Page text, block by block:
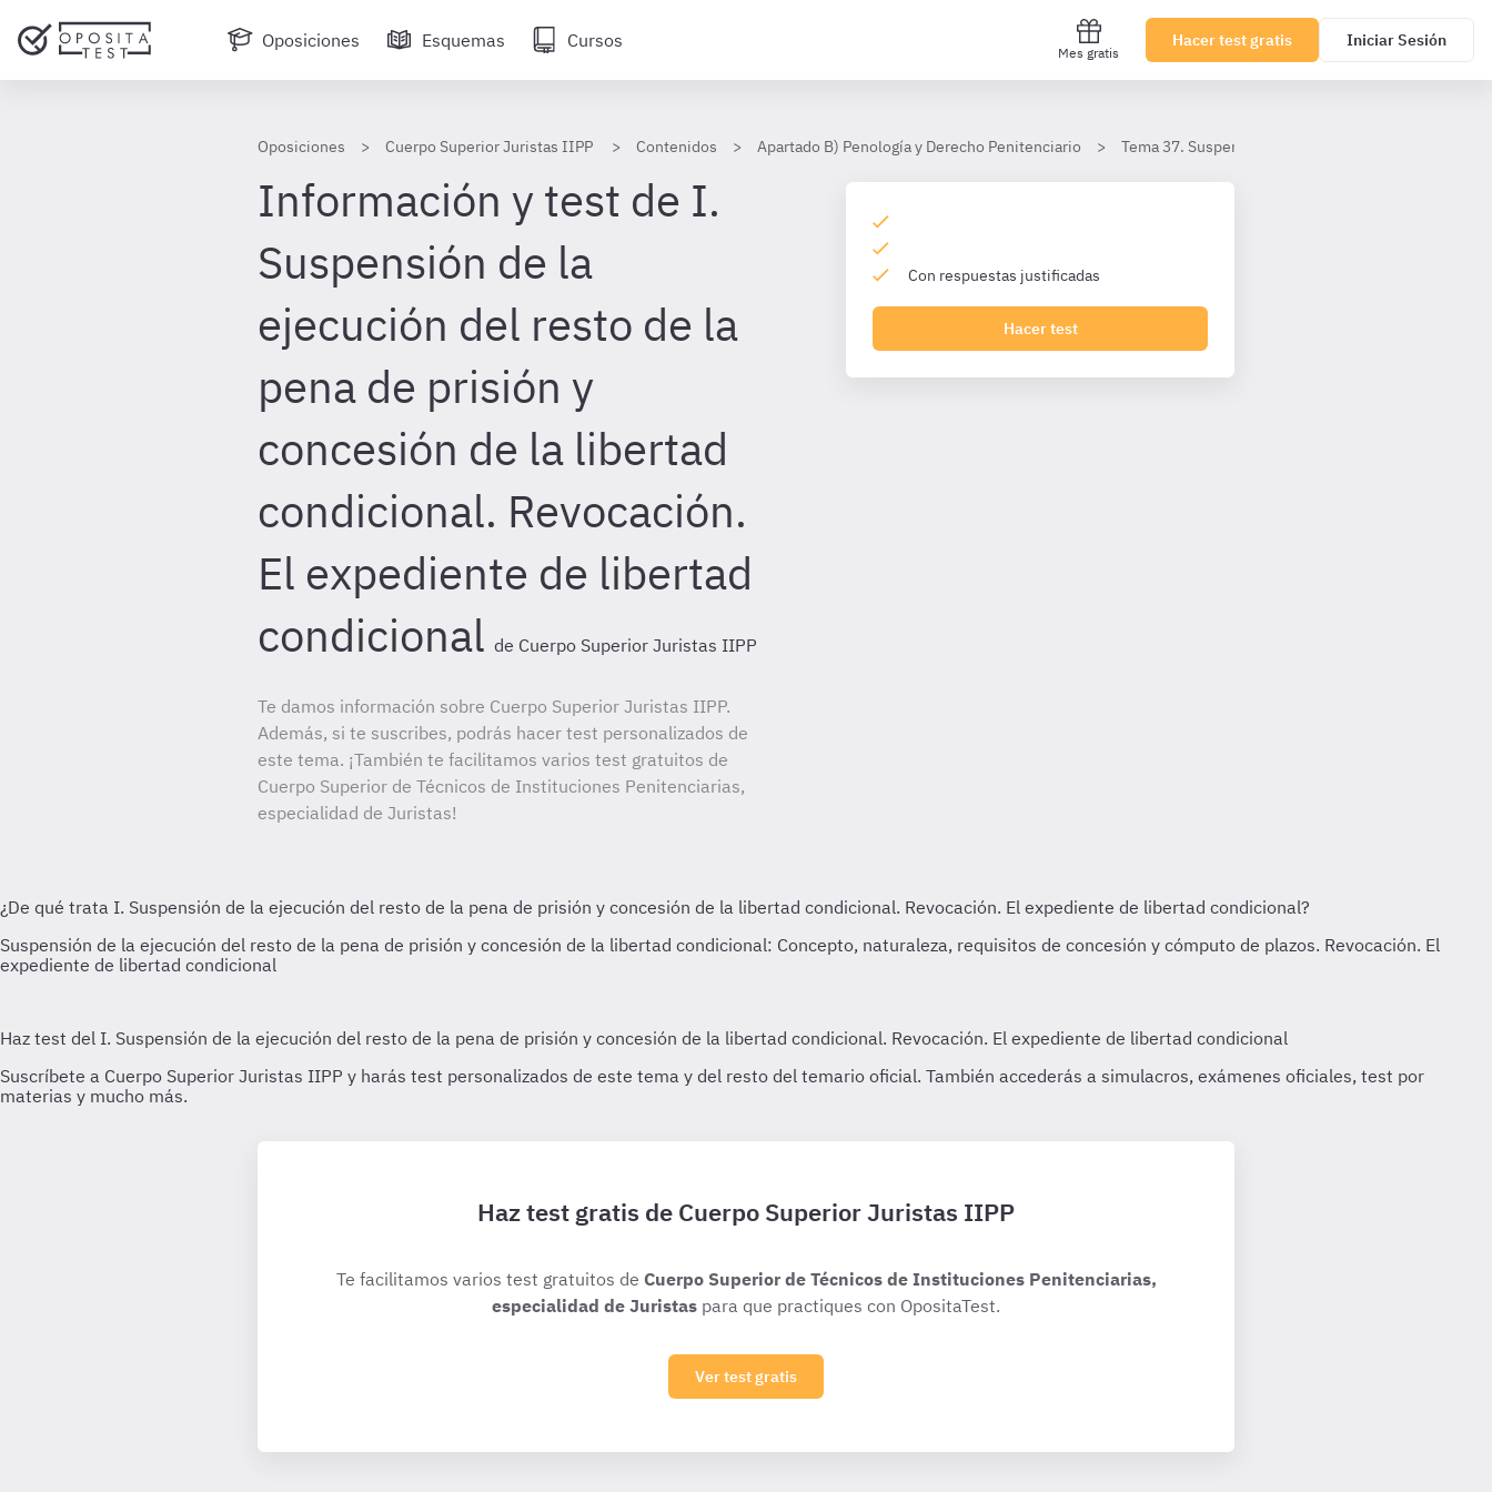
Oposiciones Esquemas Cursos
Mes gratis
Hacer test gratis Iniciar Sesión
Oposiciones Cuerpo Superior Juristas IIPP Contenidos Apartado B) Penología y Derecho Penitenciario Tema 37. Suspensión de la ejecución del resto de
Información y test de I.
Suspensión de la
ejecución del resto de la
pena de prisión y
concesión de la libertad
condicional. Revocación.
El expediente de libertad
condicional de Cuerpo Superior Juristas IIPP
Te damos información sobre Cuerpo Superior Juristas IIPP.
Además, si te suscribes, podrás hacer test personalizados de
este tema. ¡También te facilitamos varios test gratuitos de
Cuerpo Superior de Técnicos de Instituciones Penitenciarias,
especialidad de Juristas!
Con respuestas justificadas
Hacer test
Haz test gratis de Cuerpo Superior Juristas IIPP
Te facilitamos varios test gratuitos de Cuerpo Superior de Técnicos de Instituciones Penitenciarias,
especialidad de Juristas para que practiques con OpositaTest.
Ver test gratis